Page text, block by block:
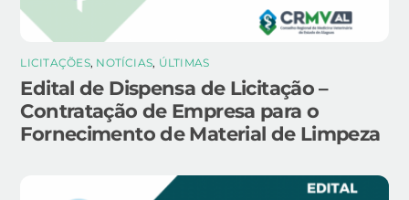
LICITAÇÕES, NOTÍCIAS, ÚLTIMAS
Edital de Dispensa de Licitação –
Contratação de Empresa para o
Fornecimento de Material de Limpeza